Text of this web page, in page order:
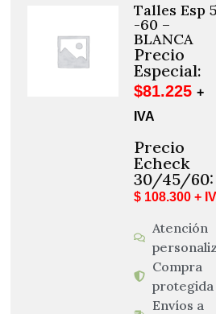
Talles Esp
-60 –
BLANCA
Precio
Especial:
$81.225 +
IVA
Precio
Echeck
30/45/60:
$ 108.300 +
Atención
Compra
protegida
Envíos a